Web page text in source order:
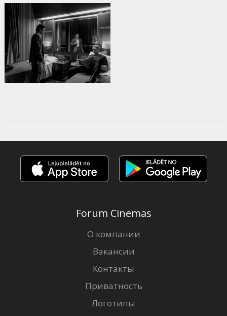
Forum Cinemas
О компании
Вакансии
Контакты
Приватность
Логотипы